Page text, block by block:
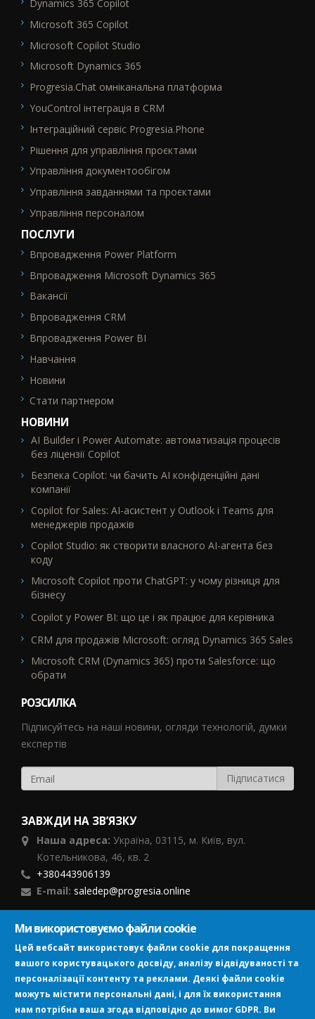
Dynamics 365 Copilot
Microsoft 365 Copilot
Microsoft Copilot Studio
Microsoft Dynamics 365
Progresia.Chat омніканальна платформа
YouControl інтеграція в CRM
Інтеграційний сервіс Progresia.Phone
Рішення для управління проєктами
Управління документообігом
Управління завданнями та проєктами
Управління персоналом
ПОСЛУГИ
SEO_FTR2
Впровадження Power Platform
Впровадження Microsoft Dynamics 365
Вакансії
Впровадження CRM
Впровадження Power BI
Навчання
Новини
Стати партнером
НОВИНИ
AI Builder і Power Automate: автоматизація процесів
без ліцензії Copilot
Безпека Copilot: чи бачить AI конфіденційні дані
компанії
Copilot for Sales: AI-асистент у Outlook і Teams для
менеджерів продажів
Copilot Studio: як створити власного AI-агента без
коду
Microsoft Copilot проти ChatGPT: у чому різниця для
бізнесу
Copilot у Power BI: що це і як працює для керівника
CRM для продажів Microsoft: огляд Dynamics 365 Sales
Microsoft CRM (Dynamics 365) проти Salesforce: що
обрати
РОЗСИЛКА
Підписуйтесь на наші новини, огляди технологій, думки
експертів
ЗАВЖДИ НА ЗВ’ЯЗКУ
Наша адреса: Україна, 03115, м. Київ, вул.
Котельникова, 46, кв. 2
+380443906139
E-mail: saledep@progresia.online
ПІДПИСУЙСЯ
Ми використовуємо файли cookie
Цей вебсайт використовує файли cookie для покращення
вашого користувацького досвіду, аналізу відвідуваності та
персоналізації контенту та реклами. Деякі файли cookie
можуть містити персональні дані, і для їх використання
нам потрібна ваша згода відповідно до вимог GDPR. Ви